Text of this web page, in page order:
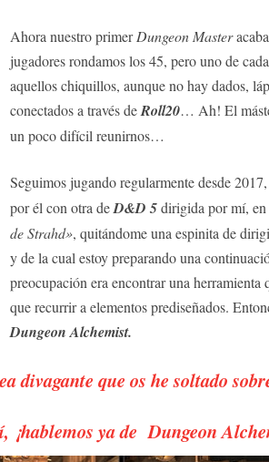
Ahora nuestro primerDungeon Master
jugadores rondamos los 45, pero uno de
aquellos chiquillos, aunque no hay dados,
conectados a través deRoll20… Ah! El
un poco difícil reunirnos…
Seguimos jugando regularmente desde
por él con otra deD&D 5dirigida por mí,
de Strahd», quitándome una espinita de
y de la cual estoy preparando una
preocupación era encontrar una herramienta
que recurrir a elementos prediseñados.
Dungeon Alchemist.
divagante que os he soltado
¡hablemos ya deDungeon